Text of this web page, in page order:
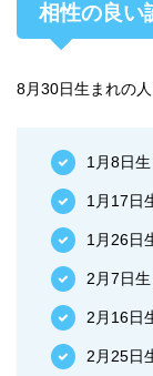
相性の良い
8月30日生まれの
1月8日
1月17日
1月26日
2月7日
2月16日
2月25日